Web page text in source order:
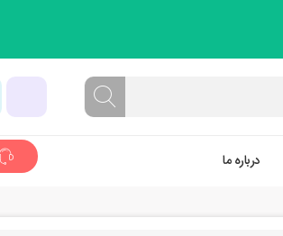
درباره ما